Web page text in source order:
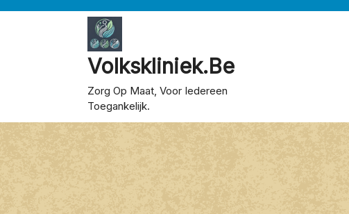
Volkskliniek.be
Zorg Op Maat, Voor Iedereen
Toegankelijk.